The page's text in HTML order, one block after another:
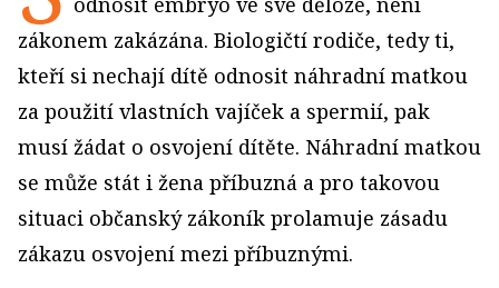
zákonem zakázána. Biologičtí rodiče, tedy ti,
kteří si nechají dítě odnosit náhradní matkou
za použití vlastních vajíček a spermií, pak
musí žádat o osvojení dítěte. Náhradní matkou
se může stát i žena příbuzná a pro takovou
situaci občanský zákoník prolamuje zásadu
zákazu osvojení mezi příbuznými.